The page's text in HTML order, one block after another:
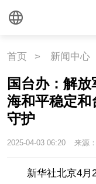
首页 > 新闻中心
国台办：解
海和平稳定和
守护
2025-04-03 06:20 来源
新华社北京4月